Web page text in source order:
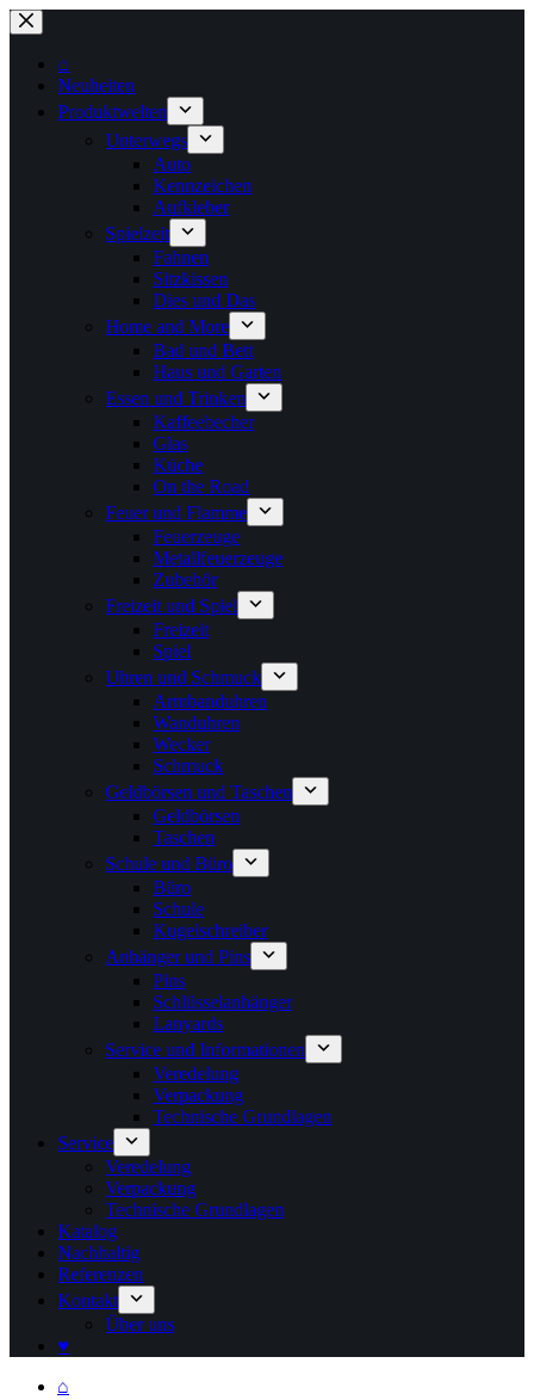
Zum
Inhalt
springen
⌂
Neuheiten
Produktwelten
Unterwegs
Auto
Kennzeichen
Aufkleber
Spielzeit
Fahnen
Sitzkissen
Dies und Das
Home and More
Bad und Bett
Haus und Garten
Essen und Trinken
Kaffeebecher
Glas
Küche
On the Road
Feuer und Flamme
Feuerzeuge
Metallfeuerzeuge
Zubehör
Freizeit und Spiel
Freizeit
Spiel
Uhren und Schmuck
Armbanduhren
Wanduhren
Wecker
Schmuck
Geldbörsen und Taschen
Geldbörsen
Taschen
Schule und Büro
Büro
Schule
Kugelschreiber
Anhänger und Pins
Pins
Schlüsselanhänger
Lanyards
Service und Informationen
Veredelung
Verpackung
Technische Grundlagen
Service
Veredelung
Verpackung
Technische Grundlagen
Katalog
Nachhaltig
Referenzen
Kontakt
Über uns
♥
⌂